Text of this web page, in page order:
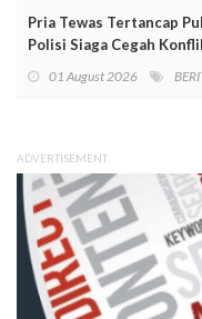
Pria Tewas Tertancap
Polisi Siaga Cegah
01 August 2026
ADVERTISEMENT